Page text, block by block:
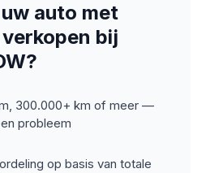
auto met
bij
300.000+ km of meer —
probleem
op basis van totale